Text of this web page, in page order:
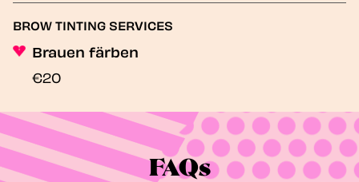
BROW TINTING SERVICES
Brauen färben
€20
FAQs